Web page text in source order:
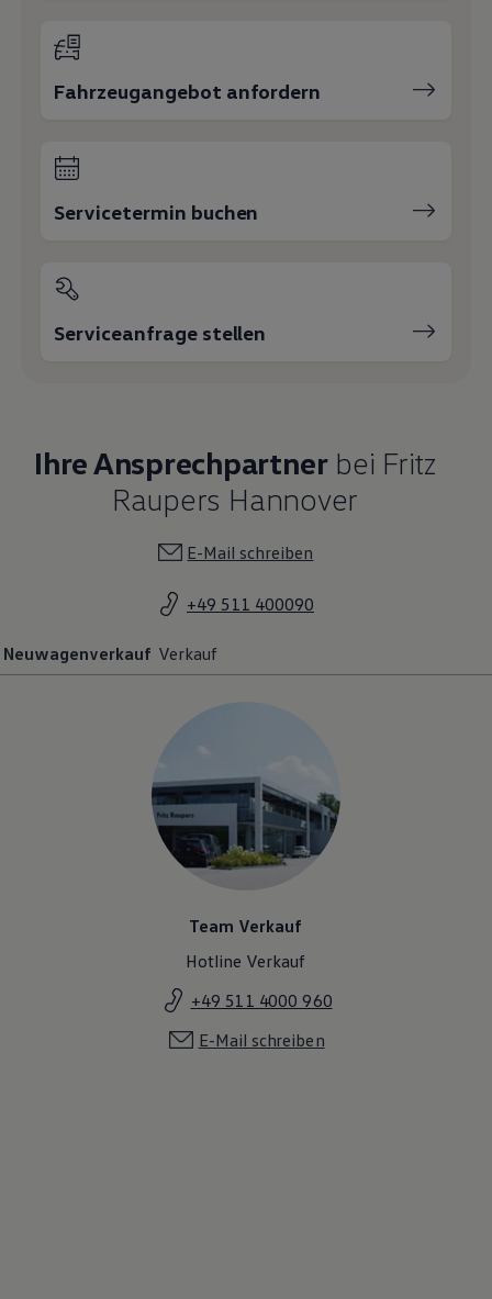
Fahrzeugangebot anfordern
Servicetermin buchen
Serviceanfrage stellen
Ihre Ansprechpartnerbei Fritz
Raupers Hannover
E-Mail schreiben
+49 511 400090
Neuwagenverkauf Verkauf
Team Verkauf
Hotline Verkauf
+49 511 4000 960
E-Mail schreiben